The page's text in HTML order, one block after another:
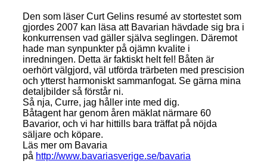
Den som läser Curt Gelins resumé av stortestet som
gjordes 2007 kan läsa att Bavarian hävdade sig bra i
konkurrensen vad gäller själva seglingen. Däremot
hade man synpunkter på ojämn kvalite i
inredningen. Detta är faktiskt helt fel! Båten är
oerhört välgjord, väl utförda trärbeten med prescision
och ytterst harmoniskt sammanfogat. Se gärna mina
detaljbilder så förstår ni.
Så nja, Curre, jag håller inte med dig.
Båtagent har genom åren mäklat närmare 60
Bavarior, och vi har hittills bara träffat på nöjda
säljare och köpare.
Läs mer om Bavaria
på http://www.bavariasverige.se/bavaria